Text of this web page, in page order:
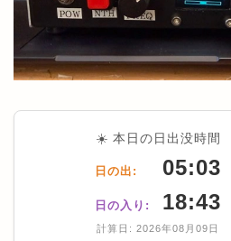
☀️ 本日の日出没時間
日の出: 05:03
日の入り: 18:43
計算日: 2026年08月09日